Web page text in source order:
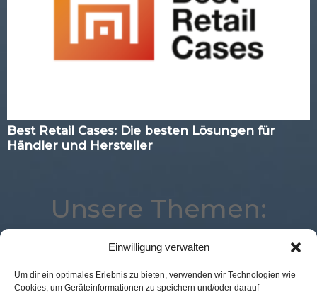
Einwilligung verwalten
Um dir ein optimales Erlebnis zu bieten, verwenden wir Technologien wie
Cookies, um Geräteinformationen zu speichern und/oder darauf
Best Retail Cases: Die besten Lösungen für
Händler und Hersteller
Unsere Themen:
Logistik Loyalty Augmented Reality
Corona